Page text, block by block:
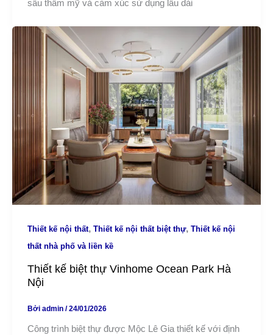
sâu thẩm mỹ và cảm xúc sử dụng lâu dài
Thiết kế nội thất, Thiết kế nội thất biệt thự, Thiết kế nội
thất nhà phố và liền kề
Thiết kế biệt thự Vinhome Ocean Park Hà
Nội
Bởi admin /24/01/2026
Công trình biệt thự được Mộc Lê Gia thiết kế với định